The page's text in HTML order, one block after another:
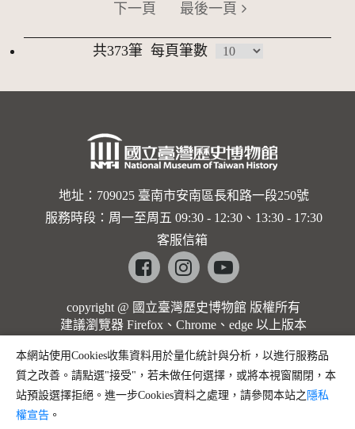
下一頁 最後一頁
共373筆 每頁筆數
地址：709025 臺南市安南區長和路一段250號
服務時段：周一至周五 09:30 - 12:30、13:30 - 17:30
客服信箱
Facebookinstagramyoutube
copyright @ 國立臺灣歷史博物館 版權所有
建議瀏覽器 Firefox、Chrome、edge 以上版本
本網站使用Cookies收集資料用於量化統計與分析，以進行服務品
質之改善。請點選"接受"，若未做任何選擇，或將本視窗關閉，本
站預設選擇拒絕。進一步Cookies資料之處理，請參閱本站之 隱私
權宣告 。